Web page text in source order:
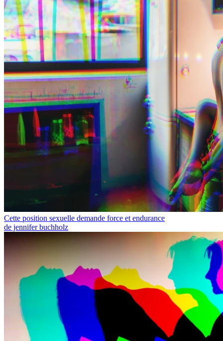
Cette position sexuelle demande force et endurance
de jennifer buchholz